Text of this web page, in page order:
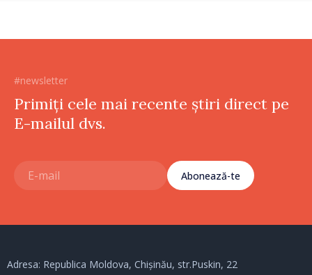
#newsletter
Primiți cele mai recente știri direct pe
E-mailul dvs.
Abonează-te
Adresa: Republica Moldova, Chișinău, str.Puskin, 22